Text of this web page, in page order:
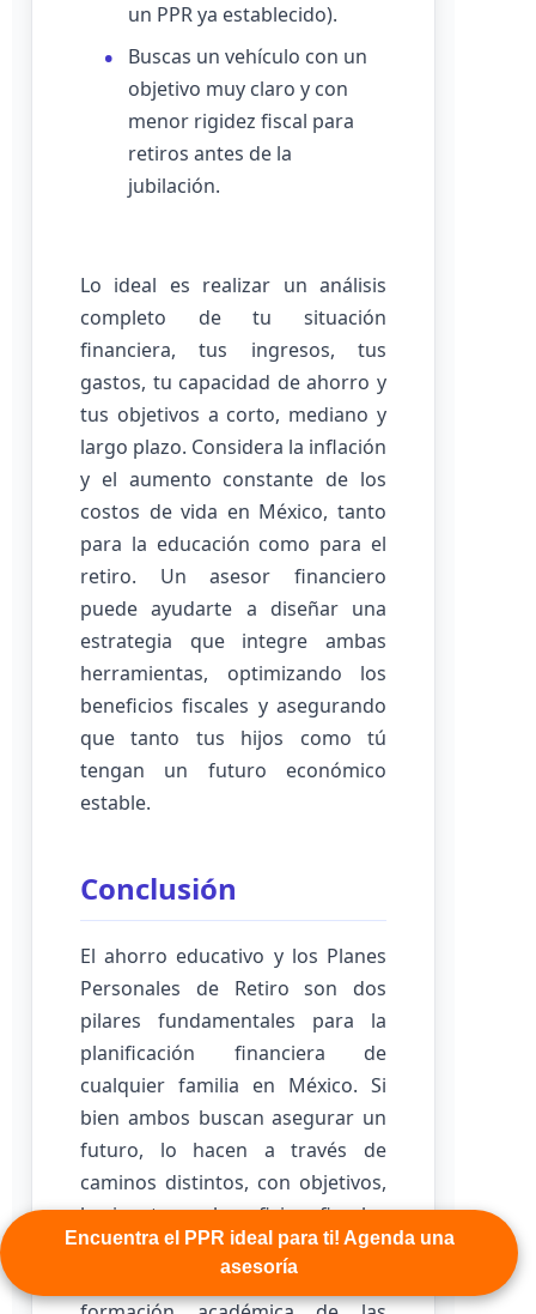
Encuentra el PPR ideal para ti! Agenda una
asesoría
un PPR ya establecido).
Buscas un vehículo con un
objetivo muy claro y con
menor rigidez fiscal para
retiros antes de la
jubilación.
Lo ideal es realizar un análisis
completo de tu situación
financiera, tus ingresos, tus
gastos, tu capacidad de ahorro y
tus objetivos a corto, mediano y
largo plazo. Considera la inflación
y el aumento constante de los
costos de vida en México, tanto
para la educación como para el
retiro. Un asesor financiero
puede ayudarte a diseñar una
estrategia que integre ambas
herramientas, optimizando los
beneficios fiscales y asegurando
que tanto tus hijos como tú
tengan un futuro económico
estable.
Conclusión
El ahorro educativo y los Planes
Personales de Retiro son dos
pilares fundamentales para la
planificación financiera de
cualquier familia en México. Si
bien ambos buscan asegurar un
futuro, lo hacen a través de
caminos distintos, con objetivos,
horizontes y beneficios fiscales
diferenciados. El ahorro
educativo se enfoca en la